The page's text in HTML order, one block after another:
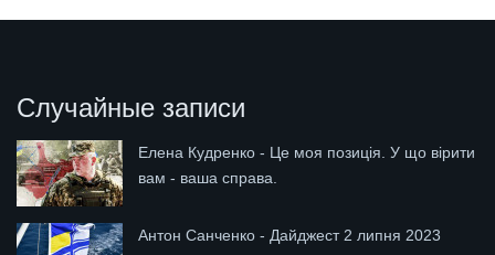
Случайные записи
Елена Кудренко - Це моя позиція. У що вірити
вам - ваша справа.
Антон Санченко - Дайджест 2 липня 2023